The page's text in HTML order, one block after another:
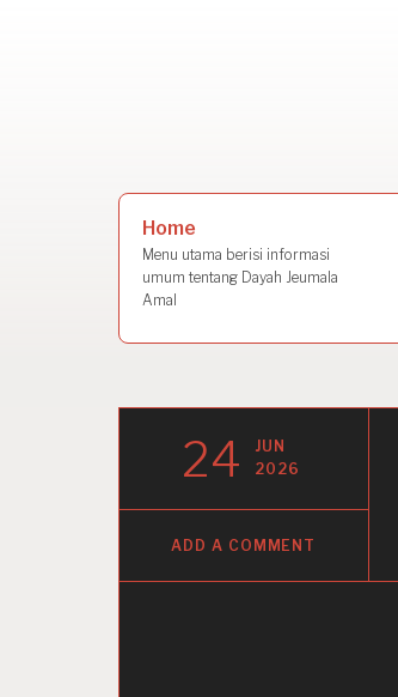
Home
Menu utama berisi informasi
umum tentang Dayah Jeumala
Amal
24
JUN
2026
ADD A COMMENT